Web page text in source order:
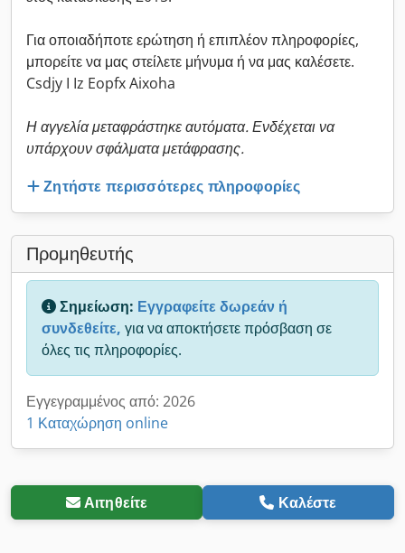
Για οποιαδήποτε ερώτηση ή επιπλέον πληροφορίες,
μπορείτε να μας στείλετε μήνυμα ή να μας καλέσετε.
Csdjy I Iz Eopfx Aixoha
Η αγγελία μεταφράστηκε αυτόματα. Ενδέχεται να
υπάρχουν σφάλματα μετάφρασης.
Ζητήστε περισσότερες πληροφορίες
Προμηθευτής
Σημείωση: Εγγραφείτε δωρεάν ή
συνδεθείτε, για να αποκτήσετε πρόσβαση σε
όλες τις πληροφορίες.
Εγγεγραμμένος από: 2026
1 Καταχώρηση online
Αιτηθείτε Καλέστε